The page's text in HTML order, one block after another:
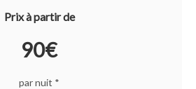
Prix à partir de
90€
par nuit *